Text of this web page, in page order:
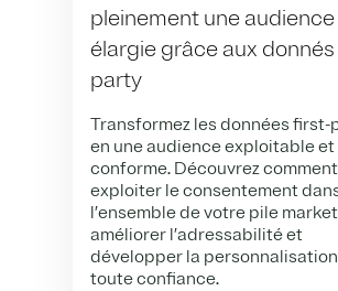
pleinement une audience
élargie grâce aux
party
Transformez les données first-
en une audience exploitable et
conforme. Découvrez comment
exploiter le consentement
l’ensemble de votre pile
améliorer l’adressabilité et
développer la
toute confiance.